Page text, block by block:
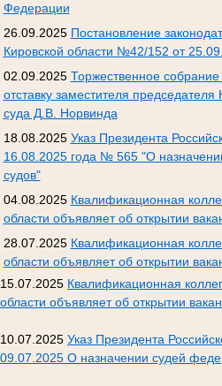
Федерации
26.09.2025 Постановление
Кировской области №42/152 от
02.09.2025 Торжественное собрание
отставку заместителя председателя
суда Д.В. Норвинда
18.08.2025 Указ Президента
16.08.2025 года № 565 "О
судов"
04.08.2025 Квалификационная
области объявляет об открытии
28.07.2025 Квалификационная
области объявляет об открытии
15.07.2025 Квалификационная
области объявляет об открытии
10.07.2025 Указ Президента
09.07.2025 О назначении судей